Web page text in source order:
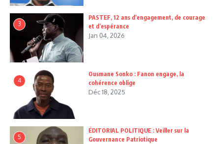
3
PASTEF, 12 ans d’engagement, de courage
et d’espérance
Jan 04, 2026
4
Ousmane Sonko : Fanon engage, la
cohérence oblige
Déc 18, 2025
5
ÉDITORIAL POLITIQUE : Veiller sur la
Gouvernance Patriotique